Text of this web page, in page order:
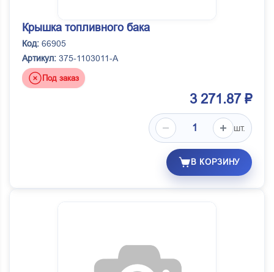
Крышка топливного бака
Код: 66905
Артикул: 375-1103011-А
Под заказ
3 271.87 ₽
шт.
В КОРЗИНУ